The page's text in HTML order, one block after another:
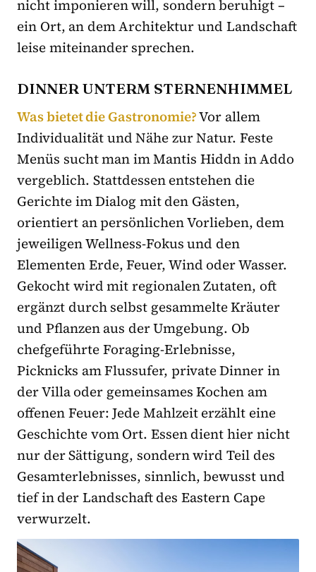
nicht imponieren will, sondern beruhigt –
ein Ort, an dem Architektur und Landschaft
leise miteinander sprechen.
DINNER UNTERM STERNENHIMMEL
Was bietet die Gastronomie?Vor allem
Individualität und Nähe zur Natur. Feste
Menüs sucht man im Mantis Hiddn in Addo
vergeblich. Stattdessen entstehen die
Gerichte im Dialog mit den Gästen,
orientiert an persönlichen Vorlieben, dem
jeweiligen Wellness-Fokus und den
Elementen Erde, Feuer, Wind oder Wasser.
Gekocht wird mit regionalen Zutaten, oft
ergänzt durch selbst gesammelte Kräuter
und Pflanzen aus der Umgebung. Ob
chefgeführte Foraging-Erlebnisse,
Picknicks am Flussufer, private Dinner in
der Villa oder gemeinsames Kochen am
offenen Feuer: Jede Mahlzeit erzählt eine
Geschichte vom Ort. Essen dient hier nicht
nur der Sättigung, sondern wird Teil des
Gesamterlebnisses, sinnlich, bewusst und
tief in der Landschaft des Eastern Cape
verwurzelt.